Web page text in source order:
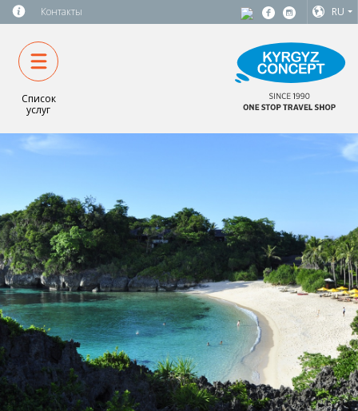
Контакты RU
Список
услуг